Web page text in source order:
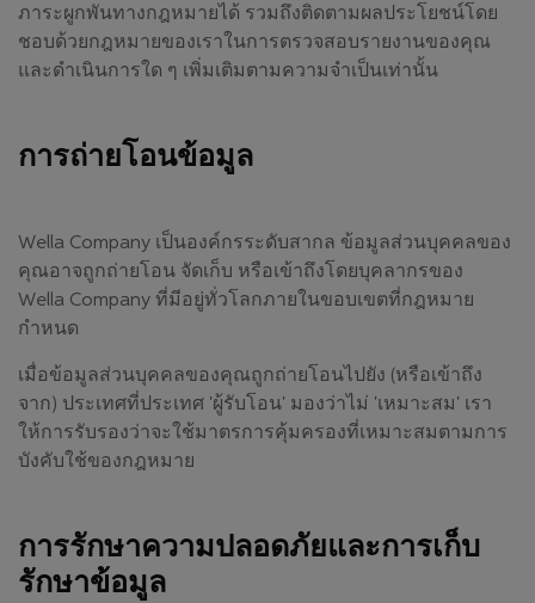
ภาระผูกพันทางกฎหมายได้ รวมถึงติดตามผลประโยชน์โดย
ชอบด้วยกฎหมายของเราในการตรวจสอบรายงานของคุณ
และดำเนินการใด ๆ เพิ่มเติมตามความจำเป็นเท่านั้น
การถ่ายโอนข้อมูล
Wella Company เป็นองค์กรระดับสากล ข้อมูลส่วนบุคคลของ
คุณอาจถูกถ่ายโอน จัดเก็บ หรือเข้าถึงโดยบุคลากรของ
Wella Company ที่มีอยู่ทั่วโลกภายในขอบเขตที่กฎหมาย
กำหนด
เมื่อข้อมูลส่วนบุคคลของคุณถูกถ่ายโอนไปยัง (หรือเข้าถึง
จาก) ประเทศที่ประเทศ 'ผู้รับโอน' มองว่าไม่ 'เหมาะสม' เรา
ให้การรับรองว่าจะใช้มาตรการคุ้มครองที่เหมาะสมตามการ
บังคับใช้ของกฎหมาย
การรักษาความปลอดภัยและการเก็บ
รักษาข้อมูล